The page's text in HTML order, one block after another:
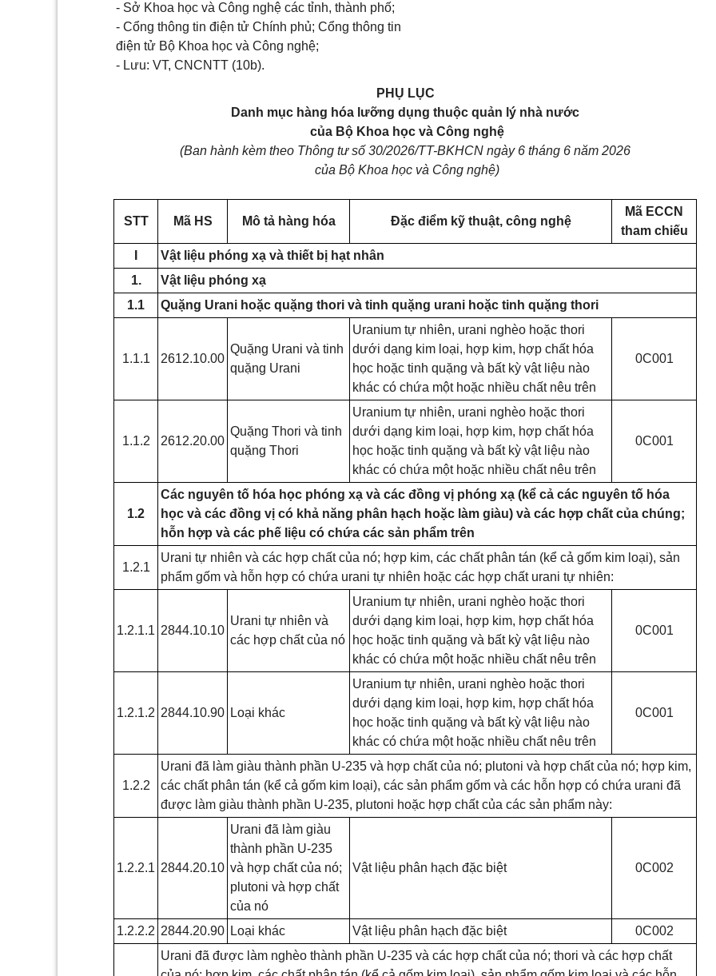
- Sở Khoa học và Công nghệ các tỉnh, thành phố;
- Cổng thông tin điện tử Chính phủ; Cổng thông tin
điện tử Bộ Khoa học và Công nghệ;
- Lưu: VT, CNCNTT (10b).
PHỤ LỤC
Danh mục hàng hóa lưỡng dụng thuộc quản lý nhà nước
của Bộ Khoa học và Công nghệ
(Ban hành kèm theo Thông tư số 30/2026/TT-BKHCN ngày 6 tháng 6 năm 2026
của Bộ Khoa học và Công nghệ)
STT Mã HS Mô tả hàng hóa Đặc điểm kỹ thuật, công nghệ
Mã ECCN
tham chiếu
Vật liệu phóng xạ và thiết bị hạt nhân
1.
Vật liệu phóng xạ
1.1
Quặng Urani hoặc quặng thori và tinh quặng urani hoặc tinh quặng thori
1.1.1 2612.10.00
Quặng Urani và tinh
quặng Urani
Uranium tự nhiên, urani nghèo hoặc thori
dưới dạng kim loại, hợp kim, hợp chất hóa
học hoặc tinh quặng và bất kỳ vật liệu nào
khác có chứa một hoặc nhiều chất nêu trên
0C001
1.1.2 2612.20.00
Quặng Thori và tinh
quặng Thori
Uranium tự nhiên, urani nghèo hoặc thori
dưới dạng kim loại, hợp kim, hợp chất hóa
học hoặc tinh quặng và bất kỳ vật liệu nào
khác có chứa một hoặc nhiều chất nêu trên
0C001
1.2
Các nguyên tố hóa học phóng xạ và các đồng vị phóng xạ (kể cả các nguyên tố hóa
học và các đồng vị có khả năng phân hạch hoặc làm giàu) và các hợp chất của chúng;
hỗn hợp và các phế liệu có chứa các sản phẩm trên
1.2.1
Urani tự nhiên và các hợp chất của nó; hợp kim, các chất phân tán (kể cả gốm kim loại), sản
phẩm gốm và hỗn hợp có chứa urani tự nhiên hoặc các hợp chất urani tự nhiên:
1.2.1.1 2844.10.10
Urani tự nhiên và
các hợp chất của nó
Uranium tự nhiên, urani nghèo hoặc thori
dưới dạng kim loại, hợp kim, hợp chất hóa
học hoặc tinh quặng và bất kỳ vật liệu nào
khác có chứa một hoặc nhiều chất nêu trên
0C001
1.2.1.2 2844.10.90 Loại khác
Uranium tự nhiên, urani nghèo hoặc thori
dưới dạng kim loại, hợp kim, hợp chất hóa
học hoặc tinh quặng và bất kỳ vật liệu nào
khác có chứa một hoặc nhiều chất nêu trên
0C001
1.2.2
Urani đã làm giàu thành phần U-235 và hợp chất của nó; plutoni và hợp chất của nó; hợp kim,
các chất phân tán (kể cả gốm kim loại), các sản phẩm gốm và các hỗn hợp có chứa urani đã
được làm giàu thành phần U-235, plutoni hoặc hợp chất của các sản phẩm này:
1.2.2.1 2844.20.10
Urani đã làm giàu
thành phần U-235
và hợp chất của nó;
plutoni và hợp chất
của nó
Vật liệu phân hạch đặc biệt 0C002
1.2.2.2 2844.20.90 Loại khác Vật liệu phân hạch đặc biệt
0C002
Urani đã được làm nghèo thành phần U-235 và các hợp chất của nó; thori và các hợp chất